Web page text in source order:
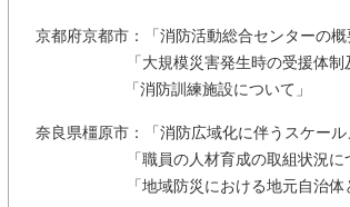
京都府京都市：「消防活動総合センターの概
「大規模災害発生時の受援体制及び
「消防訓練施設について」
奈良県橿原市：「消防広域化に伴うスケール
「職員の人材育成の取組状況につ
「地域防災における地元自治体と